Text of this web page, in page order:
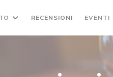
RECENSIONI EVENTI